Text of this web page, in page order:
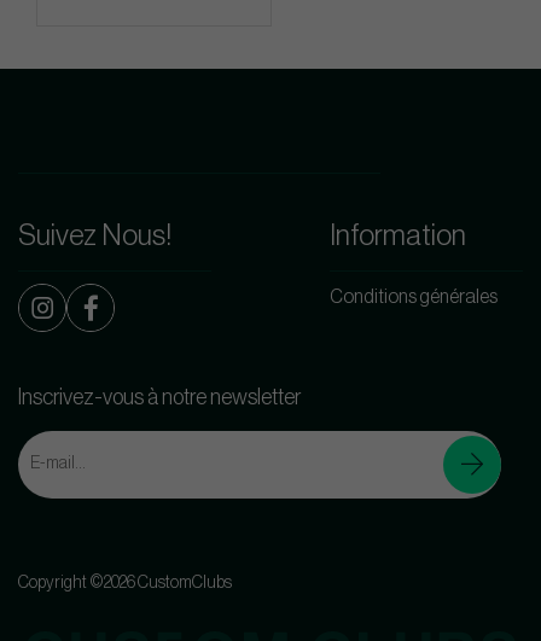
Suivez Nous! Information
Conditions générales
Inscrivez-vous à notre newsletter
Copyright ©2026 CustomClubs